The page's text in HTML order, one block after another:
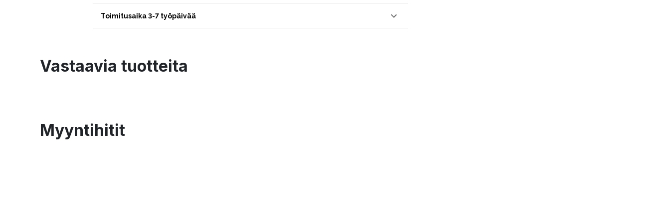
Toimitusaika 3-7 työpäivää
Vastaavia tuotteita
Myyntihitit